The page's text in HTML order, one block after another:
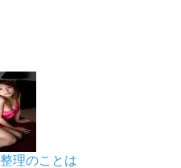
理のことは